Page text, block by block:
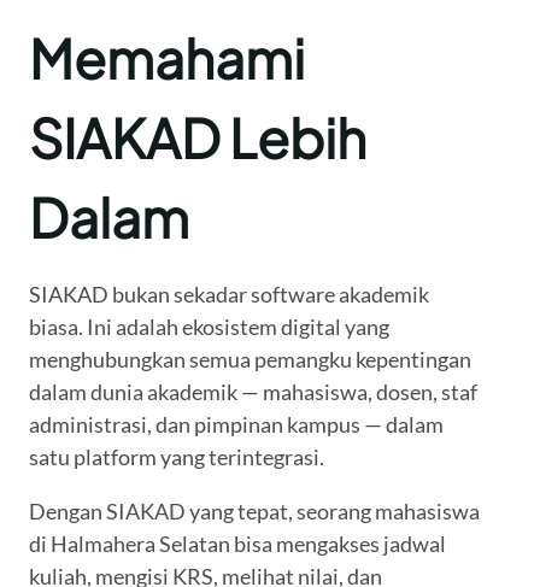
Memahami
SIAKAD Lebih
Dalam
SIAKAD bukan sekadar software akademik
biasa. Ini adalah ekosistem digital yang
menghubungkan semua pemangku kepentingan
dalam dunia akademik — mahasiswa, dosen, staf
administrasi, dan pimpinan kampus — dalam
satu platform yang terintegrasi.
Dengan SIAKAD yang tepat, seorang mahasiswa
di Halmahera Selatan bisa mengakses jadwal
kuliah, mengisi KRS, melihat nilai, dan